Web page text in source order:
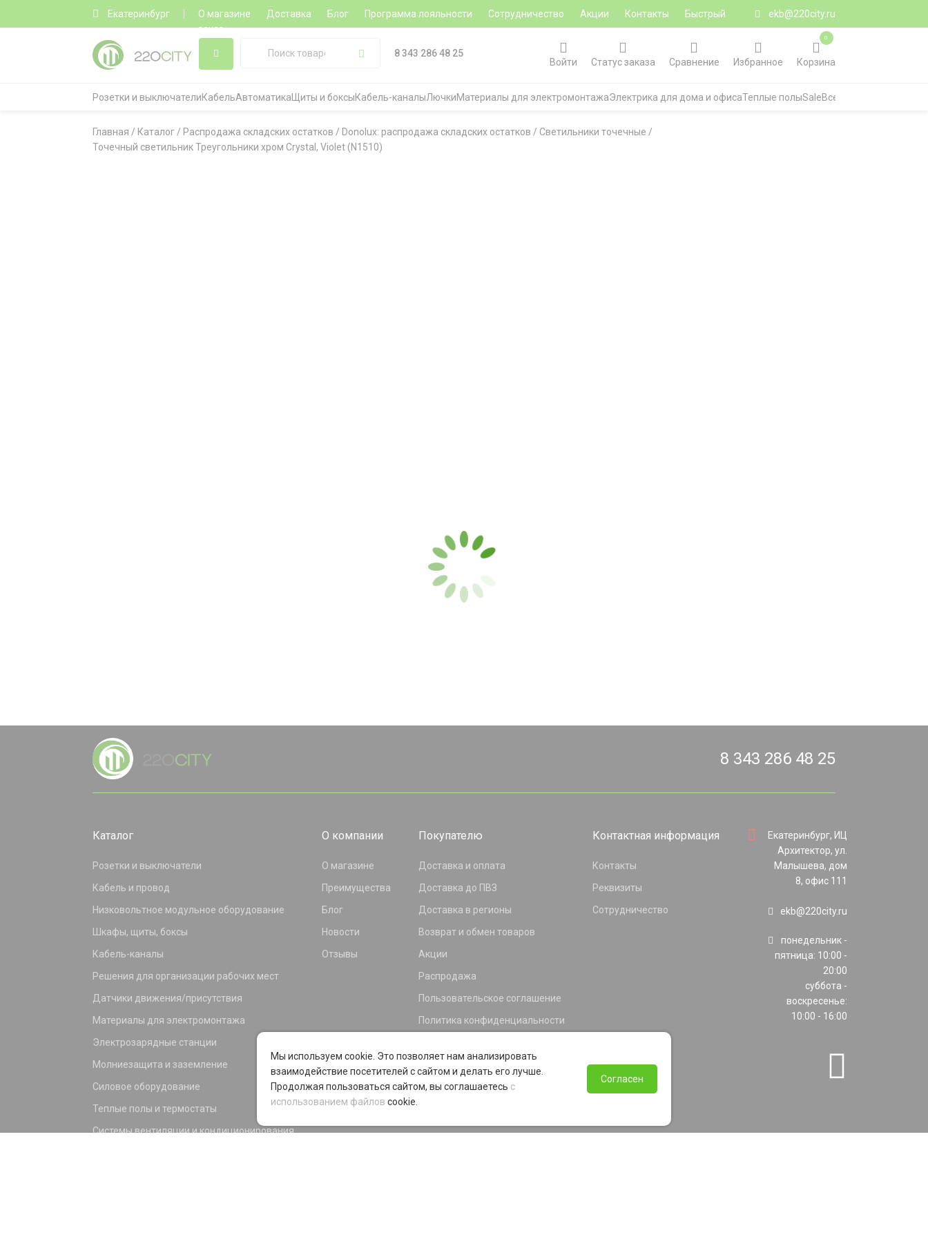
Екатеринбург О магазине Доставка Блог Программа лояльности Сотрудничество Акции Контакты
Быстрый
заказ
ekb@220city.ru
8 343 286 48 25
Войти
Статус заказа Сравнение Избранное Корзина
0
Розетки и выключателиКабельАвтоматика Щиты и боксыКабель-каналыЛючкиМатериалы для электромонтажаЭлектрика для дома и офисаТеплые полыSaleВсе категории
Главная / Каталог / Распродажа складских остатков / Donolux: распродажа складских остатков / Светильники точечные /
Точечный светильник Треугольники хром Crystal, Violet (N1510)
8 343 286 48 25
Каталог
Розетки и выключатели
Кабель и провод
Низковольтное модульное оборудование
Шкафы, щиты, боксы
Кабель-каналы
Решения для организации рабочих мест
Датчики движения/присутствия
Материалы для электромонтажа
Электрозарядные станции
Молниезащита и заземление
Силовое оборудование
Теплые полы и термостаты
Системы вентиляции и кондиционирования
О компании
О магазине
Преимущества
Блог
Новости
Отзывы
Покупателю
Доставка и оплата
Доставка до ПВЗ
Доставка в регионы
Возврат и обмен товаров
Акции
Распродажа
Пользовательское соглашение
Политика конфиденциальности
Программа лояльности
Контактная информация
Контакты
Реквизиты
Сотрудничество
Екатеринбург, ИЦ
Архитектор, ул.
Малышева, дом
8, офис 111
ekb@220city.ru
понедельник -
пятница: 10:00 -
20:00
суббота -
воскресенье:
10:00 - 16:00
Мы используем cookie. Это позволяет нам анализировать
взаимодействие посетителей с сайтом и делать его лучше.
Продолжая пользоваться сайтом, вы соглашаетесь с
использованием файлов cookie.
Согласен